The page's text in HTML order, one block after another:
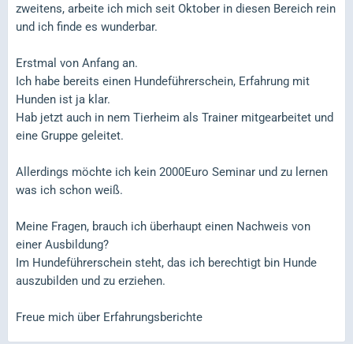
zweitens, arbeite ich mich seit Oktober in diesen Bereich rein
und ich finde es wunderbar.
Erstmal von Anfang an.
Ich habe bereits einen Hundeführerschein, Erfahrung mit
Hunden ist ja klar.
Hab jetzt auch in nem Tierheim als Trainer mitgearbeitet und
eine Gruppe geleitet.
Allerdings möchte ich kein 2000Euro Seminar und zu lernen
was ich schon weiß.
Meine Fragen, brauch ich überhaupt einen Nachweis von
einer Ausbildung?
Im Hundeführerschein steht, das ich berechtigt bin Hunde
auszubilden und zu erziehen.
Freue mich über Erfahrungsberichte